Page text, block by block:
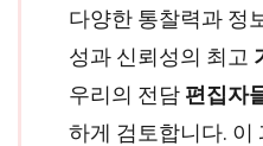
다양한 통찰력과 정
성과 신뢰성의 최고
우리의 전담 편집자
하게 검토합니다. 이